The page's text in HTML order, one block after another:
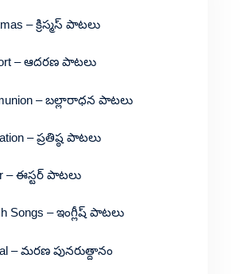
– క్రిస్మస్ పాటలు
– ఆదరణ పాటలు
– బల్లారాధన పాటలు
– ప్రతిష్ఠ పాటలు
– ఈస్టర్ పాటలు
Songs – ఇంగ్లీష్ పాటలు
– మరణ పునరుత్దానం